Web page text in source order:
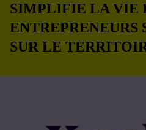
SIMPLIFIE LA VIE
ENTREPRENEURS
SUR LE